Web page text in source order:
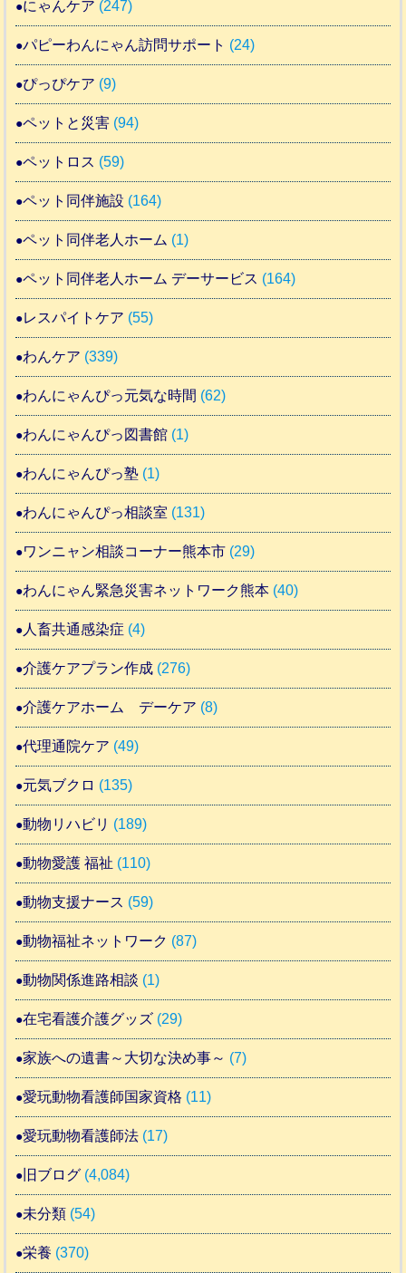
にゃんケア (247)
パピーわんにゃん訪問サポート (24)
ぴっぴケア (9)
ペットと災害 (94)
ペットロス (59)
ペット同伴施設 (164)
ペット同伴老人ホーム (1)
ペット同伴老人ホーム デーサービス (164)
レスパイトケア (55)
わんケア (339)
わんにゃんぴっ元気な時間 (62)
わんにゃんぴっ図書館 (1)
わんにゃんぴっ塾 (1)
わんにゃんぴっ相談室 (131)
ワンニャン相談コーナー熊本市 (29)
わんにゃん緊急災害ネットワーク熊本 (40)
人畜共通感染症 (4)
介護ケアプラン作成 (276)
介護ケアホーム デーケア (8)
代理通院ケア (49)
元気ブクロ (135)
動物リハビリ (189)
動物愛護 福祉 (110)
動物支援ナース (59)
動物福祉ネットワーク (87)
動物関係進路相談 (1)
在宅看護介護グッズ (29)
家族への遺書～大切な決め事～ (7)
愛玩動物看護師国家資格 (11)
愛玩動物看護師法 (17)
旧ブログ (4,084)
未分類 (54)
栄養 (370)